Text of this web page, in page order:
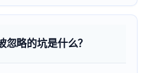
忽略的坑是什么？